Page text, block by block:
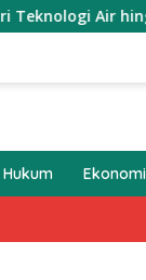
Air hingga Satelit
Hukum Ekonomi